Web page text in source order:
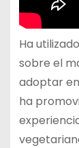
Ha
sobre el
adoptar
ha